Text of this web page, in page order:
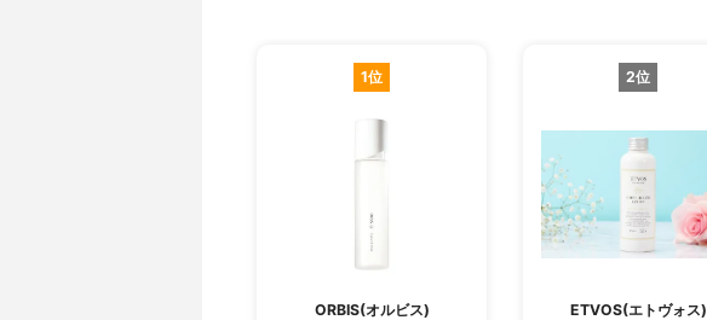
1位
ORBIS(オルビス)
2位
ETVOS(エトヴォス)